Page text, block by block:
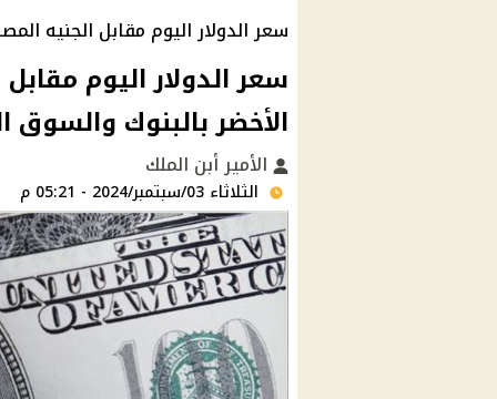
سعر الدولار اليوم مقابل الجنيه
سعر الدولار اليوم
الأخضر بالبنوك والسوق
الأمير أبن الملك
الثلاثاء 03/سبتمبر/2024 - 05:21 م